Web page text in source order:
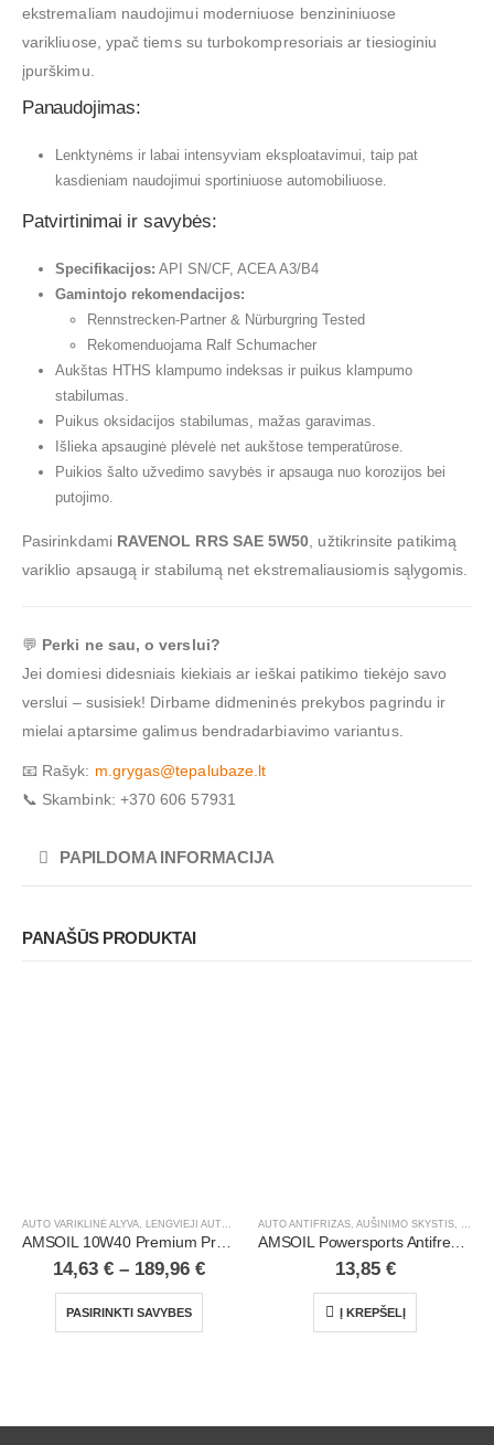
ekstremaliam naudojimui moderniuose benzininiuose
varikliuose, ypač tiems su turbokompresoriais ar tiesioginiu
įpurškimu.
Panaudojimas:
Lenktynėms ir labai intensyviam eksploatavimui, taip pat
kasdieniam naudojimui sportiniuose automobiliuose.
Patvirtinimai ir savybės:
Specifikacijos: API SN/CF, ACEA A3/B4
Gamintojo rekomendacijos:
Rennstrecken-Partner & Nürburgring Tested
Rekomenduojama Ralf Schumacher
Aukštas HTHS klampumo indeksas ir puikus klampumo
stabilumas.
Puikus oksidacijos stabilumas, mažas garavimas.
Išlieka apsauginė plėvelė net aukštose temperatūrose.
Puikios šalto užvedimo savybės ir apsauga nuo korozijos bei
putojimo.
Pasirinkdami RAVENOL RRS SAE 5W50 , užtikrinsite patikimą
variklio apsaugą ir stabilumą net ekstremaliausiomis sąlygomis.
💬 Perki ne sau, o verslui?
Jei domiesi didesniais kiekiais ar ieškai patikimo tiekėjo savo
verslui – susisiek! Dirbame didmeninės prekybos pagrindu ir
mielai aptarsime galimus bendradarbiavimo variantus.
📧 Rašyk: m.grygas@tepalubaze.lt
📞 Skambink: +370 606 57931
PAPILDOMA INFORMACIJA
PANAŠŪS PRODUKTAI
AUTO VARIKLINĖ ALYVA, LENGVIEJI AUTOMOBILIAI
AMSOIL 10W40 Premium Protection 100% Synthetic Motor Oil
14,63 € – 189,96 €
PASIRINKTI SAVYBES
AUTO ANTIFRIZAS, AUŠINIMO SKYSTIS,
AMSOIL Powersports Antifreeze & Coolant | 1 qt
13,85 €
Į KREPŠELĮ